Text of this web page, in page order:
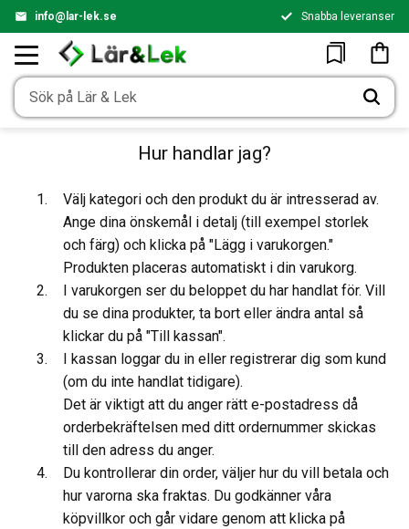
info@lar-lek.se Snabba leveranser
Favoriter
Hur handlar jag?
Välj kategori och den produkt du är intresserad av.
Ange dina önskemål i detalj (till exempel storlek
och färg) och klicka på "Lägg i varukorgen."
Produkten placeras automatiskt i din varukorg.
I varukorgen ser du beloppet du har handlat för. Vill
du se dina produkter, ta bort eller ändra antal så
klickar du på "Till kassan".
I kassan loggar du in eller registrerar dig som kund
(om du inte handlat tidigare).
Det är viktigt att du anger rätt e-postadress då
orderbekräftelsen med ditt ordernummer skickas
till den adress du anger.
Du kontrollerar din order, väljer hur du vill betala och
hur varorna ska fraktas. Du godkänner våra
köpvillkor och går vidare genom att klicka på